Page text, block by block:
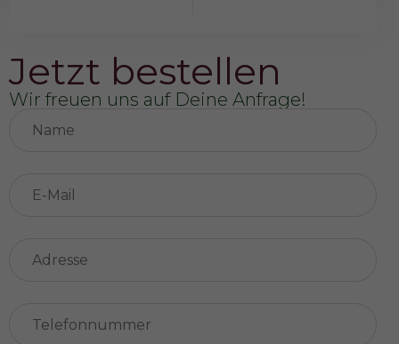
Jetzt bestellen
Wir freuen uns auf Deine Anfrage!